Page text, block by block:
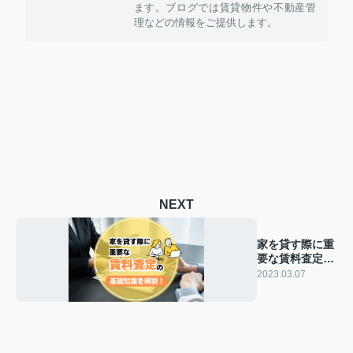
ます。ブログでは賃貸物件や不動産管
理などの情報をご提供します。
NEXT
家を貸す際に重
要な賃料査定の
基礎知識を解
2023.03.07